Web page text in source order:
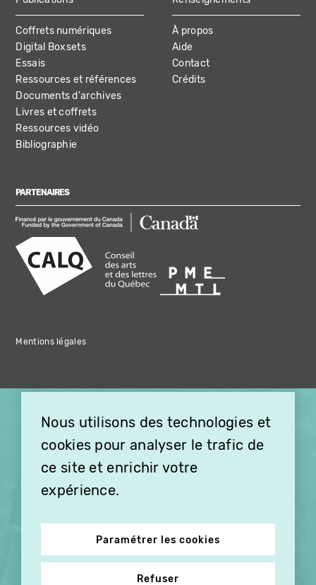
Coffrets numériques
Digital Boxsets
Essais
Ressources et références
Documents d'archives
Livres et coffrets
Ressources vidéo
Bibliographie
À propos
Aide
Contact
Crédits
PARTENAIRES
Mentions légales
Nous utilisons des technologies et
cookies pour analyser le trafic de
ce site et enrichir votre
expérience.
Paramétrer les cookies
Refuser
OFFREZ LA VIDÉO EN
CADEAU, ABONNEZ VOS
PROCHES À VITHÈQUE !